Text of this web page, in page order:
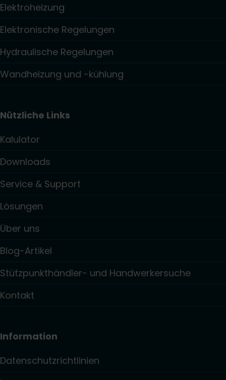
Elektroheizung
Elektronische Regelungen
Hydraulische Regelungen
Wandheizung und -kühlung
Nützliche Links
Kalulator
Downloads
Service & Support
Lösungen
Über uns
Blog-Artikel
Stützpunkthändler- und Handwerkersuche
Kontakt
Information
Datenschutzrichtlinien